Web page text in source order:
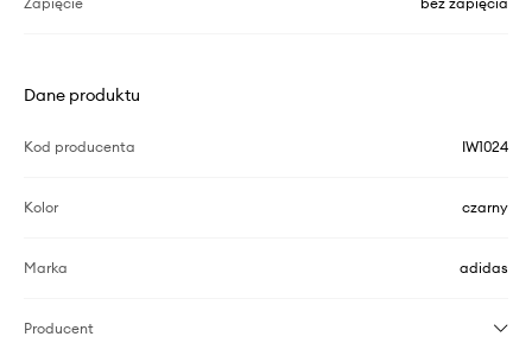
Dane produktu
Kod producenta IW1024
Kolor czarny
Marka adidas
Producent